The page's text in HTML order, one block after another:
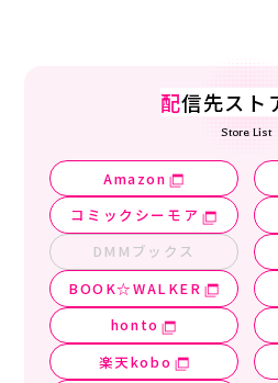
配信先スト
Store List
Amazon
コミックシーモア
DMMブックス
BOOK☆WALKER
honto
楽天kobo